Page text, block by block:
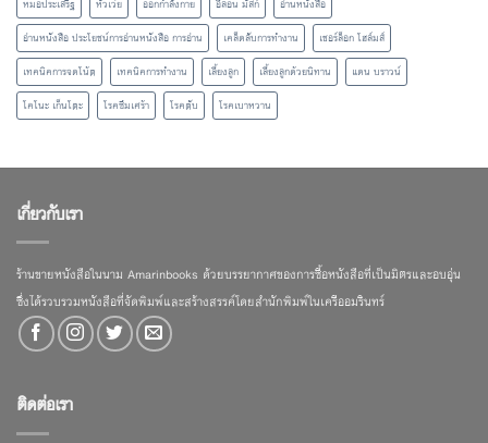
หมอประเสริฐ
หัวเว่ย ออกกำลังกาย อีลอน มัสก์
อ่านหนังสือ
อ่านหนังสือ ประโยชน์การอ่านหนังสือ การอ่าน
เคล็ดลับการทำงาน
เชอร์ล็อก โฮล์มส์
เทคนิคการจดโน้ต
เทคนิคการทำงาน เลี้ยงลูก เลี้ยงลูกด้วยนิทาน
แดน บราวน์
โคโนะ เก็นโตะ
โรคซึมเศร้า โรคตับ โรคเบาหวาน
เกี่ยวกับเรา
ร้านขายหนังสือในนาม Amarinbooks ด้วยบรรยากาศของการซื้อหนังสือที่เป็นมิตรและอบอุ่น
ซึ่งได้รวบรวมหนังสือที่จัดพิมพ์และสร้างสรรค์โดยสำนักพิมพ์ในเครืออมรินทร์
ติดต่อเรา